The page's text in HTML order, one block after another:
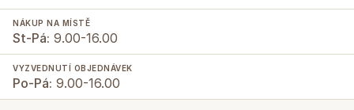
NÁKUP NA MÍSTĚ
St-Pá: 9.00-16.00
VYZVEDNUTÍ OBJEDNÁVEK
Po-Pá: 9.00-16.00